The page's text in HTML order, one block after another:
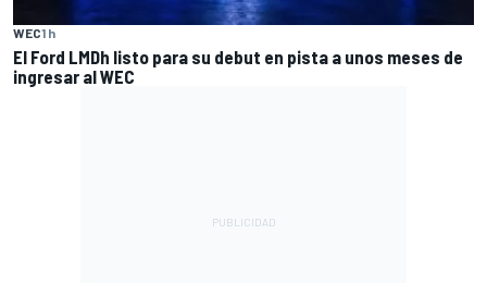
WEC1 h
El Ford LMDh listo para su debut en pista a unos meses de
ingresar al WEC